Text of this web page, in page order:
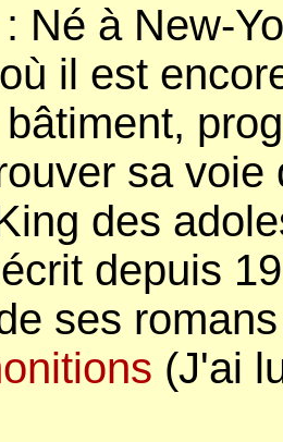
Né à New-
il est
sa
des
depuis
ses
(J'ai